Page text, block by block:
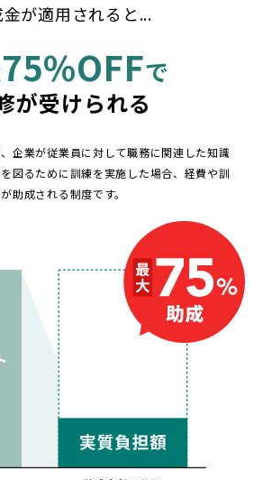
が適用されると...
75%OFFで
が受けられる
企業が従業員に対して職務に関連した知識
図るために訓練を実施した場合、経費や訓
助成される制度です。